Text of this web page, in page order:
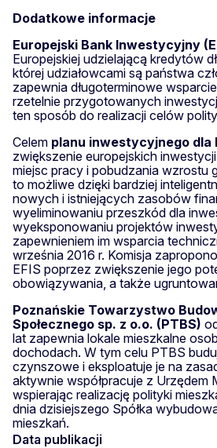
Dodatkowe informacje
Europejski Bank Inwestycyjny
Europejskiej udzielającą kredytów
której udziałowcami są państwa
zapewnia długoterminowe
rzetelnie przygotowanych
ten sposób do realizacji celów
Celem planu inwestycyjnego dla
zwiększenie europejskich
miejsc pracy i pobudzania wzrostu
to możliwe dzięki bardziej
nowych i istniejących zasobów
wyeliminowaniu przeszkód dla
wyeksponowaniu projektów
zapewnieniem im wsparcia
września 2016 r. Komisja
EFIS poprzez zwiększenie jego
obowiązywania, a także
Poznańskie Towarzystwo
Społecznego sp. z o.o. (PTBS)
lat zapewnia lokale mieszkalne
dochodach. W tym celu PTBS
czynszowe i eksploatuje je na
aktywnie współpracuje z Urzędem
wspierając realizację polityki
dnia dzisiejszego Spółka
mieszkań.
Data publikacji